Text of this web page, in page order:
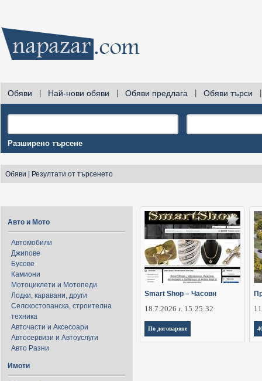
Обяви Най-нови обяви Обяви предлага Обяви търси
Разширено търсене
Обяви Резултати от търсенето
Авто и Мото
Автомобили
Джипове
Бусове
Камиони
Мотоциклети и Мотопеди
Лодки, каравани, други
Селскостопанска, строителна
техника
Авточасти и Аксесоари
Автосервизи и Автоуслуги
Авто Разни
Имоти
Smart Shop – Часовн
18.7.2026 г. 15:25:32
По договаряне